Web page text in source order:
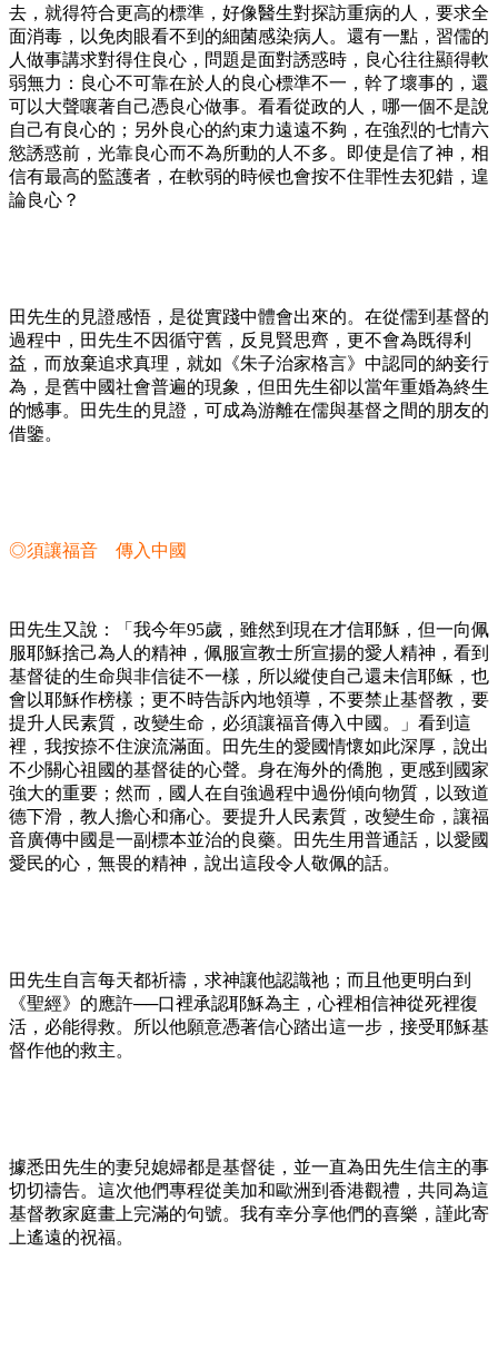
去，就得符合更高的標準，好像醫生對探訪重病的人，要求全
面消毒，以免肉眼看不到的細菌感染病人。還有一點，習儒的
人做事講求對得住良心，問題是面對誘惑時，良心往往顯得軟
弱無力：良心不可靠在於人的良心標準不一，幹了壞事的，還
可以大聲嚷著自己憑良心做事。看看從政的人，哪一個不是說
自己有良心的；另外良心的約束力遠遠不夠，在強烈的七情六
慾誘惑前，光靠良心而不為所動的人不多。即使是信了神，相
信有最高的監護者，在軟弱的時候也會按不住罪性去犯錯，遑
論良心？
田先生的見證感悟，是從實踐中體會出來的。在從儒到基督的
過程中，田先生不因循守舊，反見賢思齊，更不會為既得利
益，而放棄追求真理，就如《朱子治家格言》中認同的納妾行
為，是舊中國社會普遍的現象，但田先生卻以當年重婚為終生
的憾事。田先生的見證，可成為游離在儒與基督之間的朋友的
借鑒。
◎須讓福音 傳入中國
田先生又說：「我今年95歲，雖然到現在才信耶穌，但一向佩
服耶穌捨己為人的精神，佩服宣教士所宣揚的愛人精神，看到
基督徒的生命與非信徒不一樣，所以縱使自己還未信耶稣，也
會以耶穌作榜樣；更不時告訴內地領導，不要禁止基督教，要
提升人民素質，改變生命，必須讓福音傳入中國。」看到這
裡，我按捺不住淚流滿面。田先生的愛國情懷如此深厚，說出
不少關心祖國的基督徒的心聲。身在海外的僑胞，更感到國家
強大的重要；然而，國人在自強過程中過份傾向物質，以致道
德下滑，教人擔心和痛心。要提升人民素質，改變生命，讓福
音廣傳中國是一副標本並治的良藥。田先生用普通話，以愛國
愛民的心，無畏的精神，說出這段令人敬佩的話。
田先生自言每天都祈禱，求神讓他認識祂；而且他更明白到
《聖經》的應許──口裡承認耶穌為主，心裡相信神從死裡復
活，必能得救。所以他願意憑著信心踏出這一步，接受耶穌基
督作他的救主。
據悉田先生的妻兒媳婦都是基督徒，並一直為田先生信主的事
切切禱告。這次他們專程從美加和歐洲到香港觀禮，共同為這
基督教家庭畫上完滿的句號。我有幸分享他們的喜樂，謹此寄
上遙遠的祝福。